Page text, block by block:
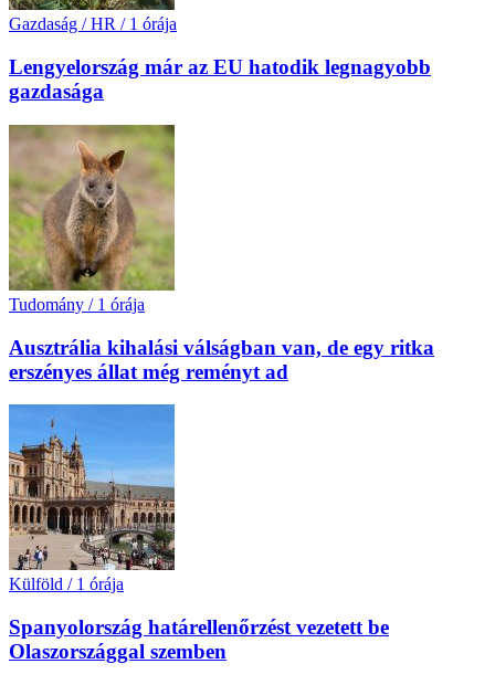
Gazdaság / HR / 1 órája
Lengyelország már az EU hatodik legnagyobb
gazdasága
Tudomány / 1 órája
Ausztrália kihalási válságban van, de egy ritka
erszényes állat még reményt ad
Külföld / 1 órája
Spanyolország határellenőrzést vezetett be
Olaszországgal szemben